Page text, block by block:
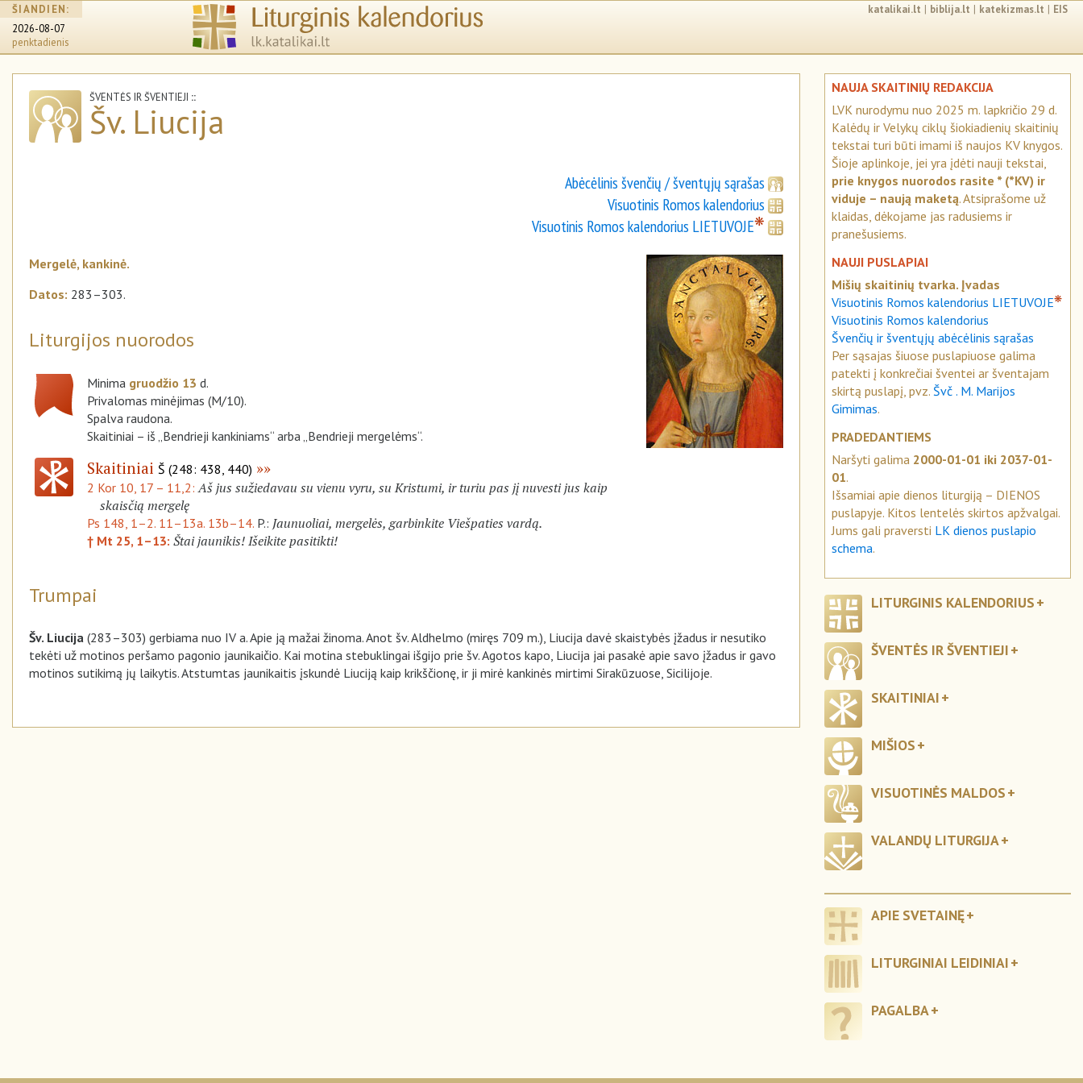
ŠIANDIEN:
2026-08-07
penktadienis
katalikai.lt | biblija.lt | katekizmas.lt | EIS
ŠVENTĖS IR ŠVENTIEJI ::
Šv. Liucija
Abėcėlinis švenčių / šventųjų sąrašas
Visuotinis Romos kalendorius
Visuotinis Romos kalendorius LIETUVOJE❋
Mergelė, kankinė.
Datos: 283–303.
Liturgijos nuorodos
Minima gruodžio 13 d.
Privalomas minėjimas (M/10).
Spalva raudona.
Skaitiniai – iš „Bendrieji kankiniams“ arba „Bendrieji mergelėms“.
Skaitiniai Š (248: 438, 440)
2 Kor 10, 17 – 11,2:Aš jus sužiedavau su vienu vyru, su Kristumi, ir turiu pas jį nuvesti jus kaip
skaisčią mergelę
Ps 148, 1–2. 11–13a. 13b–14. P.: Jaunuoliai, mergelės, garbinkite Viešpaties vardą.
† Mt 25, 1–13: Štai jaunikis! Išeikite pasitikti!
Trumpai
Šv. Liucija (283–303) gerbiama nuo IV a. Apie ją mažai žinoma. Anot šv. Aldhelmo (miręs 709 m.), Liucija davė skaistybės įžadus ir nesutiko
tekėti už motinos peršamo pagonio jaunikaičio. Kai motina stebuklingai išgijo prie šv. Agotos kapo, Liucija jai pasakė apie savo įžadus ir gavo
motinos sutikimą jų laikytis. Atstumtas jaunikaitis įskundė Liuciją kaip krikščionę, ir ji mirė kankinės mirtimi Sirakūzuose, Sicilijoje.
NAUJA SKAITINIŲ REDAKCIJA
LVK nurodymu nuo 2025 m. lapkričio 29 d.
Kalėdų ir Velykų ciklų šiokiadienių skaitinių
tekstai turi būti imami iš naujos KV knygos.
Šioje aplinkoje, jei yra įdėti nauji tekstai,
prie knygos nuorodos rasite * (*KV) ir
viduje – naują maketą. Atsiprašome už
klaidas, dėkojame jas radusiems ir
pranešusiems.
NAUJI PUSLAPIAI
Mišių skaitinių tvarka. Įvadas
Visuotinis Romos kalendorius LIETUVOJE❋
Visuotinis Romos kalendorius
Švenčių ir šventųjų abėcėlinis sąrašas
Per sąsajas šiuose puslapiuose galima
patekti į konkrečiai šventei ar šventajam
skirtą puslapį, pvz. Švč . M. Marijos
Gimimas.
PRADEDANTIEMS
Naršyti galima 2000-01-01 iki 2037-01-
01.
Išsamiai apie dienos liturgiją – DIENOS
puslapyje. Kitos lentelės skirtos apžvalgai.
Jums gali praversti LK dienos puslapio
schema.
LITURGINIS KALENDORIUS
ŠVENTĖS IR ŠVENTIEJI
SKAITINIAI
MIŠIOS
VISUOTINĖS MALDOS
VALANDŲ LITURGIJA
APIE SVETAINĘ
LITURGINIAI LEIDINIAI
PAGALBA